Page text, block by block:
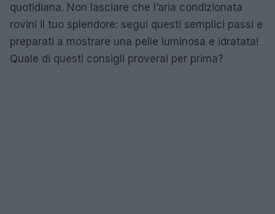
quotidiana. Non lasciare che l’aria condizionata
rovini il tuo splendore: segui questi semplici passi e
preparati a mostrare una pelle luminosa e idratata!
Quale di questi consigli proverai per prima?